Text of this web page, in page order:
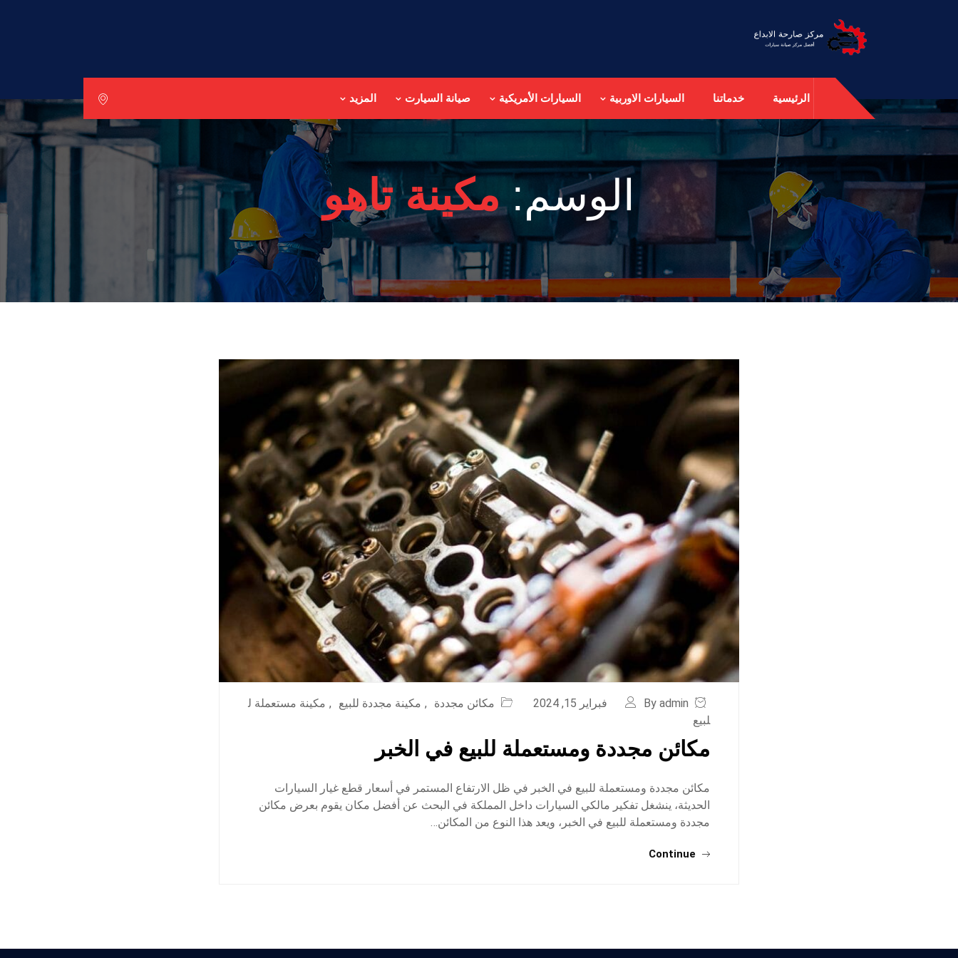
الرئيسية خدماتنا السيارات الاوربية السيارات الأمريكية صيانة السيارت المزيد
الوسم:مكينة تاهو
By admin فبراير 15, 2024 مكائن مجددة , مكينة مجددة للبيع , مكينة مستعملة ل
لبيع
مكائن مجددة ومستعملة للبيع في الخبر
مكائن مجددة ومستعملة للبيع في الخبر في ظل الارتفاع المستمر في أسعار قطع غيار السيارات
الحديثة، ينشغل تفكير مالكي السيارات داخل المملكة في البحث عن أفضل مكان يقوم بعرض مكائن
مجددة ومستعملة للبيع في الخبر، ويعد هذا النوع من المكائن…
Continue